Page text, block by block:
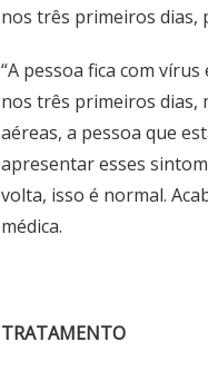
nos três primeiros dias,
“A pessoa fica com
nos três primeiros dias,
aéreas, a pessoa que
apresentar esses
volta, isso é normal.
médica.
TRATAMENTO